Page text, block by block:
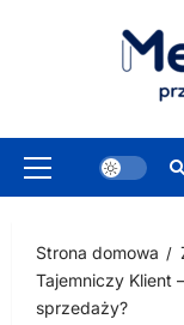
Menu
Strona domowa
Tajemniczy Klient
sprzedaży?